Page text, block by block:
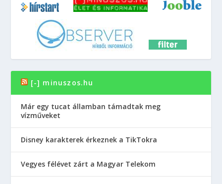
[-] minuszos.hu
Már egy tucat államban támadtak meg
vízműveket
Disney karakterek érkeznek a TikTokra
Vegyes félévet zárt a Magyar Telekom